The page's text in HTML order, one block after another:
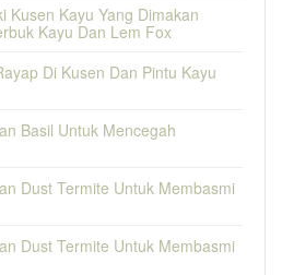
Kusen Kayu Yang Dimakan
Kayu Dan Lem Fox
Di Kusen Dan Pintu Kayu
Basil Untuk Mencegah
Dust Termite Untuk Membasmi
Dust Termite Untuk Membasmi